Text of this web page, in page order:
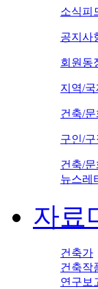
소식피
공지사
회원동
지역/국
건축/
구인/구
건축/
뉴스레
자료
건축가
건축작
연구보